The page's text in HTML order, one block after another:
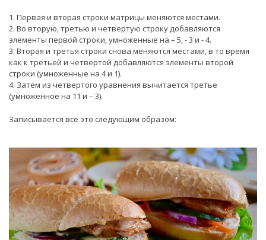
1. Первая и вторая строки матрицы меняются местами.
2. Во вторую, третью и четвертую строку добавляются
элементы первой строки, умноженные на – 5, - 3 и - 4.
3. Вторая и третья строки снова меняются местами, в то время
как к третьей и четвертой добавляются элементы второй
строки (умноженные на 4 и 1).
4. Затем из четвертого уравнения вычитается третье
(умноженное на 11 и – 3).
Записывается все это следующим образом: